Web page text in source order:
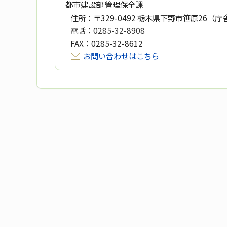
都市建設部 管理保全課
住所： 〒329-0492 栃木県下野市笹原26（庁
電話： 0285-32-8908
FAX： 0285-32-8612
お問い合わせはこちら